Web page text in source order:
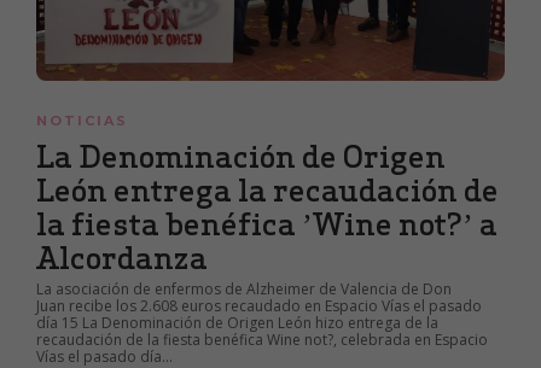
NOTICIAS
La Denominación de Origen
León entrega la recaudación de
la fiesta benéfica ’Wine not?’ a
Alcordanza
La asociación de enfermos de Alzheimer de Valencia de Don
Juan recibe los 2.608 euros recaudado en Espacio Vías el pasado
día 15 La Denominación de Origen León hizo entrega de la
recaudación de la fiesta benéfica Wine not?, celebrada en Espacio
Vías el pasado día...